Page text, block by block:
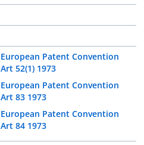
European Patent Convention
Art 52(1) 1973
European Patent Convention
Art 83 1973
European Patent Convention
Art 84 1973